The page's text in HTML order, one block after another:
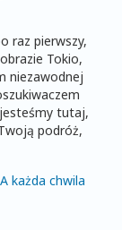
raz pierwszy,
Tokio,
niezawodnej
tutaj,
podróż,
każda chwila